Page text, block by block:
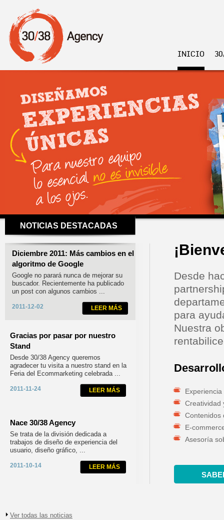
INICIO
NOTICIAS DESTACADAS
Diciembre 2011: Más cambios en el
algoritmo de Google
Google no parará nunca de mejorar su
buscador. Recientemente ha publicado
un post con algunos cambios ...
2011-12-02 LEER MÁS
Gracias por pasar por nuestro
Stand
Desde 30/38 Agency queremos
agradecer tu visita a nuestro stand en la
Feria del Ecommarketing celebrada ...
2011-11-24 LEER MÁS
Nace 30/38 Agency
Se trata de la división dedicada a
trabajos de diseño de experiencia del
usuario, diseño gráfico, ...
2011-10-14 LEER MÁS
Ver todas las noticias
Desde
para
Nuestra
Creatividad
Contenidos
E-
Asesoría